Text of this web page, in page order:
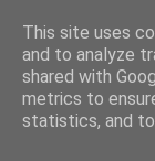
Milduv
This site uses
and to analyze
shared with
metrics to
statistics, and